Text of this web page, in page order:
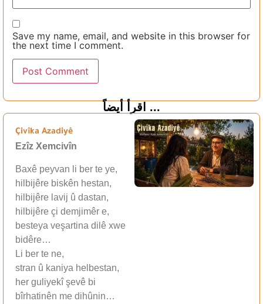
Save my name, email, and website in this browser for
the next time I comment.
اقرأ أيضاً ...
Çivîka Azadiyê
Ezîz Xemcivîn
Baxê peyvan li ber te ye,
hilbijêre biskên hestan,
hilbijêre lavij û dastan,
hilbijêre çi demjimêr e,
besteya veşartina dilê xwe
bidêre…
Li ber te ne,
stran û kaniya helbestan,
her guliyekî şevê bi
bîrhatinên me dihûnin…